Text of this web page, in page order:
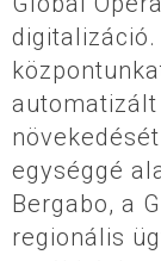
digitalizáció.
automatizált
egységgé
Bergabo, a
regionális